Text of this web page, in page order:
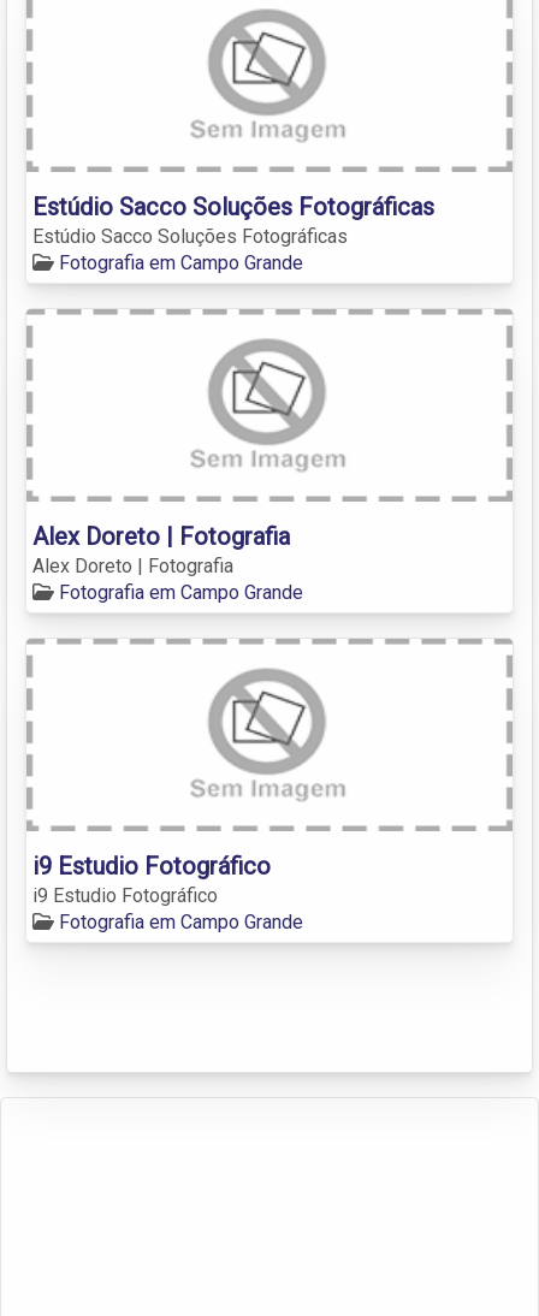
Estúdio Sacco Soluções Fotográficas
Estúdio Sacco Soluções Fotográficas
Fotografia em Campo Grande
Alex Doreto | Fotografia
Alex Doreto | Fotografia
Fotografia em Campo Grande
i9 Estudio Fotográfico
i9 Estudio Fotográfico
Fotografia em Campo Grande